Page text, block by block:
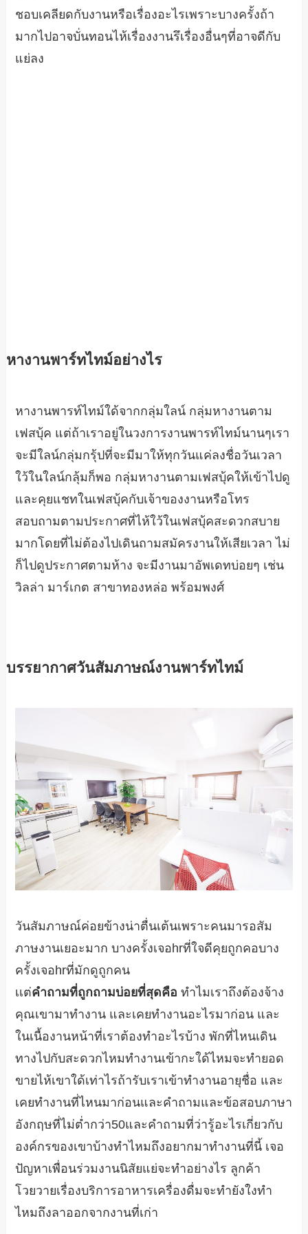
ชอบเคลียดกับงานหรือเรื่องอะไรเพราะบางครั้งถ้า
มากไปอาจบั่นทอนไห้เรื่องงานรึเรื่องอื่นๆที่อาจดีกับ
แย่ลง
หางานพาร์ทไทม์อย่างไร
หางานพารท์ไทม์ใด้จากกลุ่มใลน์ กลุ่มหางานตาม
เฟสบุ้ค แต่ถ้าเราอยู่ในวงการงานพารท์ไทม์นานๆเรา
จะมีใลน์กลุ่มกรุ้ปที่จะมีมาให้ทุกวันแค่ลงชื่อวันเวลา
ใว้ในใลน์กลุ้มก็พอ กลุ่มหางานตามเฟสบุ้คให้เข้าไปดู
และคุยแชทในเฟสบุ้คกับเจ้าของงานหรือโทร
สอบถามตามประกาศที่ไห้ใว้ในเฟสบุ้คสะดวกสบาย
มากโดยที่ไม่ต้องไปเดินถามสมัครงานให้เสียเวลา ไม่
ก็ไปดูประกาศตามห้าง จะมีงานมาอัพเดทบ่อยๆ เช่น
วิลล่า มาร์เกต สาขาทองหล่อ พร้อมพงศ์
บรรยากาศวันสัมภาษณ์งานพาร์ทไทม์
วันสัมภาษณ์ค่อยข้างน่าตื่นเต้นเพราะคนมารอสัม
ภาษงานเยอะมาก บางครั้งเจอhrที่ใจดีคุยถูกคอบาง
ครั้งเจอhrที่มักดูถูกคน
เเต่คำถามที่ถูกถามบ่อยที่สุดคือ ทำไมเราถึงต้องจ้าง
คุณเขามาทำงาน และเคยทำงานอะไรมาก่อน และ
ในเนื้องานหน้าที่เราต้องทำอะไรบ้าง พักที่ไหนเดิน
ทางไปกับสะดวกไหมทำงานเข้ากะใด้ไหมจะทำยอด
ขายไห้เขาใด้เท่าไรถ้ารับเราเข้าทำงานอายุชื่อ และ
เคยทำงานที่ไหนมาก่อนและคำถามและข้อสอบภาษา
อังกฤษที่ไม่ต่ำกว่า50และคำถามที่ว่ารู้อะไรเกี่ยวกับ
องค์กรของเขาบ้างทำไหมถึงอยากมาทำงานที่นี้ เจอ
ปัญหาเพื่อนร่วมงานนิสัยแย่จะทำอย่างไร ลูกค้า
โวยวายเรื่องบริการอาหารเครื่องดื่มจะทำยังใงทำ
ไหมถึงลาออกจากงานที่เก่า